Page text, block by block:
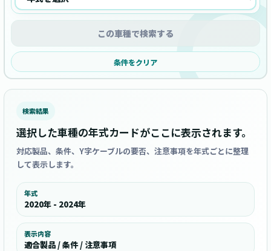
この車種で検索する
条件をクリア
検索結果
選択した車種の年式カードがここに表示されます。
対応製品、条件、Y字ケーブルの要否、注意事項を年式ごとに整理
して表示します。
年式
2020年 - 2024年
表示内容
適合製品 / 条件 / 注意事項